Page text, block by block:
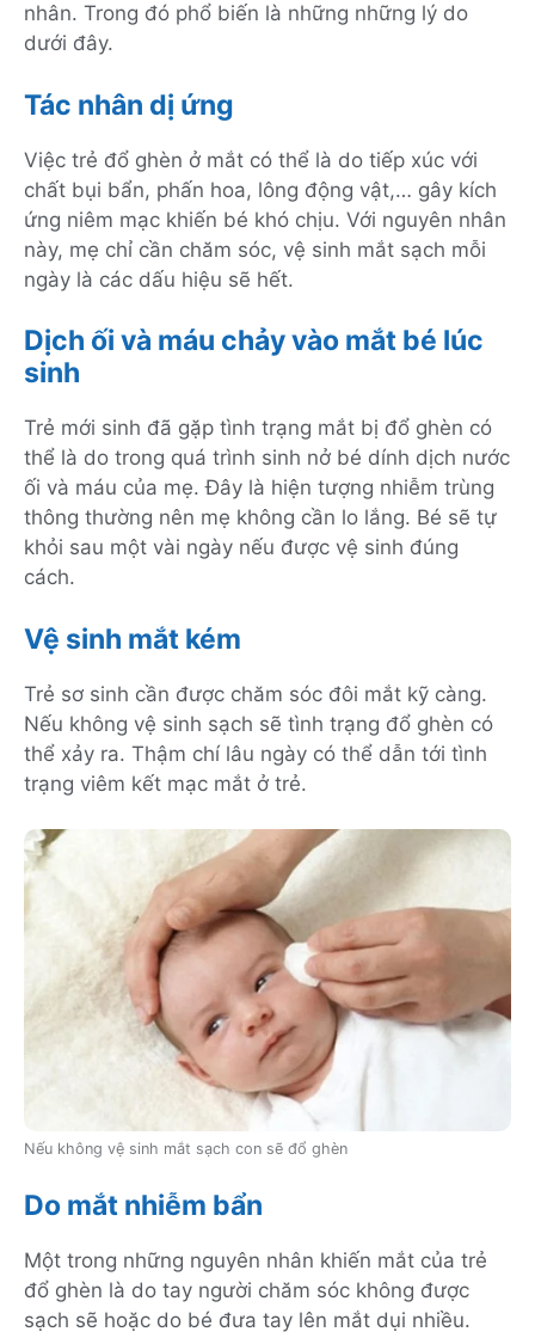
nhân. Trong đó phổ biến là những những lý do
dưới đây.
Tác nhân dị ứng
Việc trẻ đổ ghèn ở mắt có thể là do tiếp xúc với
chất bụi bẩn, phấn hoa, lông động vật,… gây kích
ứng niêm mạc khiến bé khó chịu. Với nguyên nhân
này, mẹ chỉ cần chăm sóc, vệ sinh mắt sạch mỗi
ngày là các dấu hiệu sẽ hết.
Dịch ối và máu chảy vào mắt bé lúc
sinh
Trẻ mới sinh đã gặp tình trạng mắt bị đổ ghèn có
thể là do trong quá trình sinh nở bé dính dịch nước
ối và máu của mẹ. Đây là hiện tượng nhiễm trùng
thông thường nên mẹ không cần lo lắng. Bé sẽ tự
khỏi sau một vài ngày nếu được vệ sinh đúng
cách.
Vệ sinh mắt kém
Trẻ sơ sinh cần được chăm sóc đôi mắt kỹ càng.
Nếu không vệ sinh sạch sẽ tình trạng đổ ghèn có
thể xảy ra. Thậm chí lâu ngày có thể dẫn tới tình
trạng viêm kết mạc mắt ở trẻ.
Nếu không vệ sinh mắt sạch con sẽ đổ ghèn
Do mắt nhiễm bẩn
Một trong những nguyên nhân khiến mắt của trẻ
đổ ghèn là do tay người chăm sóc không được
sạch sẽ hoặc do bé đưa tay lên mắt dụi nhiều.